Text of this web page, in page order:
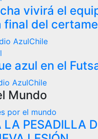
vivirá el
final del
AzulChile
azul en el
AzulChile
Mundo
por el mundo
PESADILLA